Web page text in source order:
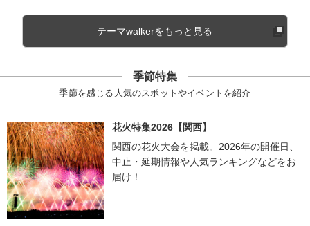
テーマwalkerをもっと見る
季節特集
季節を感じる人気のスポットやイベントを紹介
花火特集2026【関西】
関西の花火大会を掲載。2026年の開催日、
中止・延期情報や人気ランキングなどをお
届け！